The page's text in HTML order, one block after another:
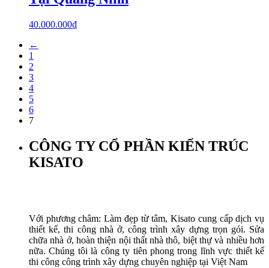
40.000.000₫
←
1
2
3
4
5
6
7
CÔNG TY CỔ PHẦN KIẾN TRÚC
KISATO
Với phương châm: Làm đẹp từ tâm, Kisato cung cấp dịch vụ
thiết kế, thi công nhà ở, công trình xây dựng trọn gói. Sửa
chữa nhà ở, hoàn thiện nội thất nhà thô, biệt thự và nhiều hơn
nữa. Chúng tôi là công ty tiên phong trong lĩnh vực thiết kế
thi công công trình xây dựng chuyên nghiệp tại Việt Nam